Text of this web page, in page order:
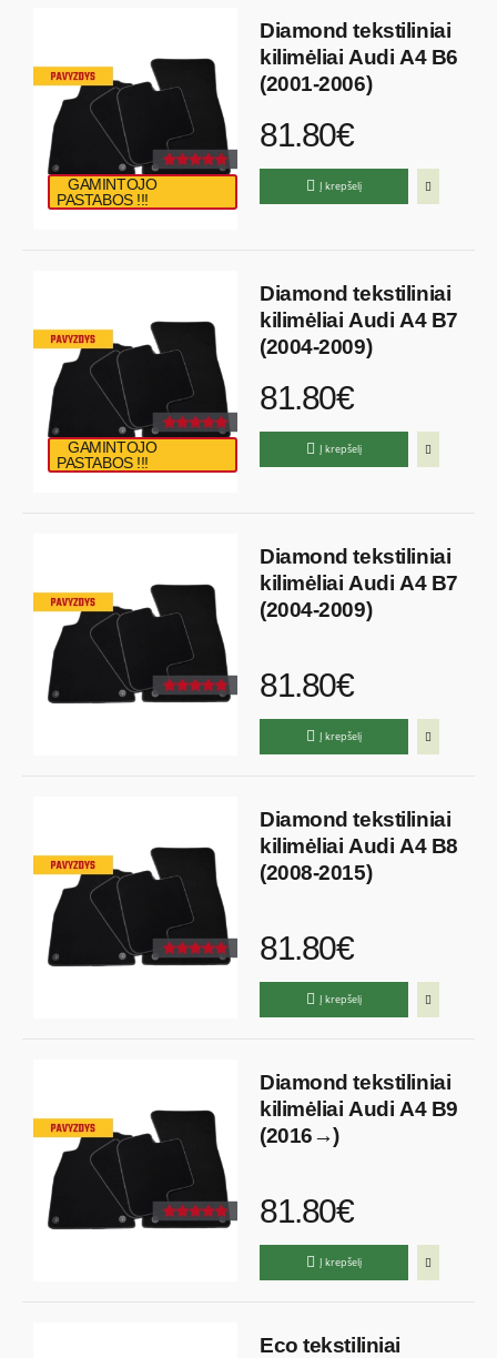
GAMINTOJO
PASTABOS !!!
Diamond tekstiliniai
kilimėliai Audi A4 B6
(2001-2006)
81.80€
Į krepšelį
GAMINTOJO
PASTABOS !!!
Diamond tekstiliniai
kilimėliai Audi A4 B7
(2004-2009)
81.80€
Į krepšelį
Diamond tekstiliniai
kilimėliai Audi A4 B7
(2004-2009)
81.80€
Į krepšelį
Diamond tekstiliniai
kilimėliai Audi A4 B8
(2008-2015)
81.80€
Į krepšelį
Diamond tekstiliniai
kilimėliai Audi A4 B9
(2016→)
81.80€
Į krepšelį
Eco tekstiliniai